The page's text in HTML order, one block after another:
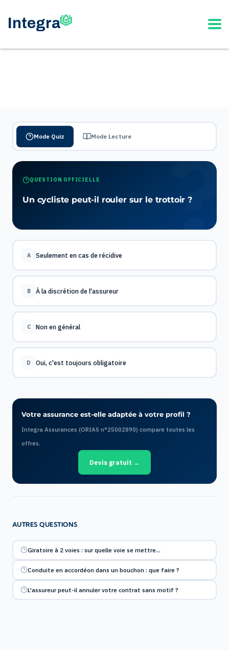
Mode Quiz Mode Lecture
QUESTION OFFICIELLE
Un cycliste peut-il rouler sur le trottoir ?
A Seulement en cas de récidive
B À la discrétion de l'assureur
C Non en général
D Oui, c'est toujours obligatoire
Votre assurance est-elle adaptée à votre profil ?
Integra Assurances (ORIAS n°25002890) compare toutes les
offres.
Devis gratuit →
AUTRES QUESTIONS
Giratoire à 2 voies : sur quelle voie se mettre…
Conduite en accordéon dans un bouchon : que faire ?
L'assureur peut-il annuler votre contrat sans motif ?